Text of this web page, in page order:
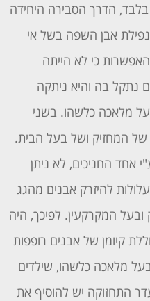
בלבד, הדרך הסבירה היחידה
נפילת אבן השפה בשל אי
כי לא הייתה
נתקל בה והיא ניתקה
מלאכה כלשהו. בשני
המחזיק ושל בעל הבית.
אחד החניכים, לא ניתן
להיזרק אבנים מהגג
המקרקעין. לפיכך, היה
קיומן של אבנים רופפות
מלאכה כלשהו, שילדים
התחזוקה יש להוסיף את